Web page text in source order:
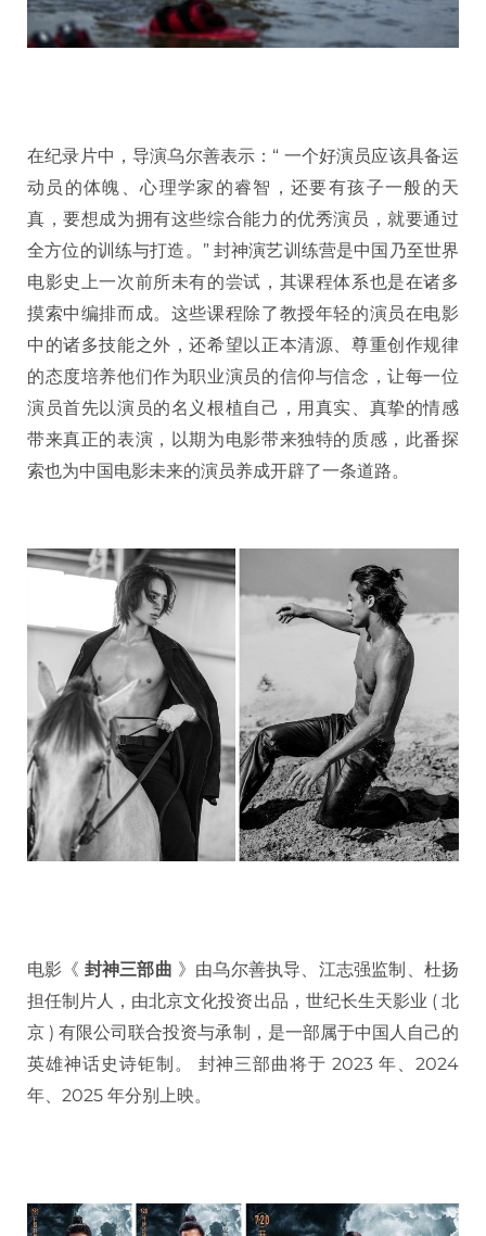
在纪录片中，导演乌尔善表示：“ 一个好演员应该具备运
动员的体魄、心理学家的睿智，还要有孩子一般的天
真，要想成为拥有这些综合能力的优秀演员，就要通过
全方位的训练与打造。” 封神演艺训练营是中国乃至世界
电影史上一次前所未有的尝试，其课程体系也是在诸多
摸索中编排而成。这些课程除了教授年轻的演员在电影
中的诸多技能之外，还希望以正本清源、尊重创作规律
的态度培养他们作为职业演员的信仰与信念，让每一位
演员首先以演员的名义根植自己，用真实、真挚的情感
带来真正的表演，以期为电影带来独特的质感，此番探
索也为中国电影未来的演员养成开辟了一条道路。
电影《 封神三部曲 》由乌尔善执导、江志强监制、杜扬
担任制片人，由北京文化投资出品，世纪长生天影业 ( 北
京 ) 有限公司联合投资与承制，是一部属于中国人自己的
英雄神话史诗钜制。 封神三部曲将于 2023 年、2024
年、2025 年分别上映。